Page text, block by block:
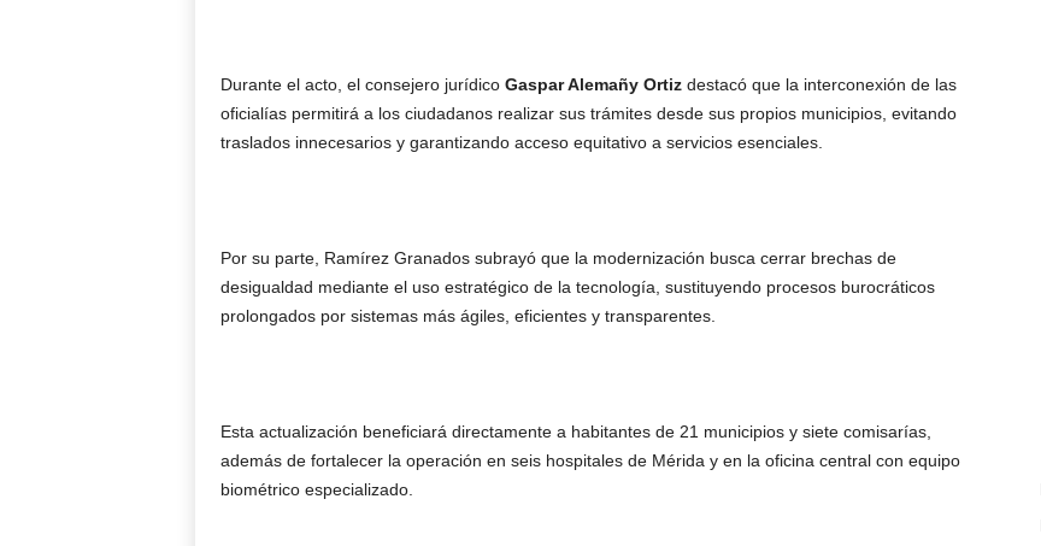
Durante el acto, el consejero jurídico Gaspar Alemañy Ortizdestacó que la interconexión de las
oficialías permitirá a los ciudadanos realizar sus trámites desde sus propios municipios, evitando
traslados innecesarios y garantizando acceso equitativo a servicios esenciales.
Por su parte, Ramírez Granados subrayó que la modernización busca cerrar brechas de
desigualdad mediante el uso estratégico de la tecnología, sustituyendo procesos burocráticos
prolongados por sistemas más ágiles, eficientes y transparentes.
Esta actualización beneficiará directamente a habitantes de 21 municipios y siete comisarías,
además de fortalecer la operación en seis hospitales de Mérida y en la oficina central con equipo
biométrico especializado.